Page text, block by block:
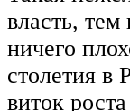
власть,
ничего
столетия в
виток